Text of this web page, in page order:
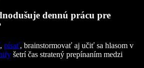
dennú prácu pre
, písať, brainstormovať aj učiť sa hlasom v
šetrí čas stratený prepínaním medzi